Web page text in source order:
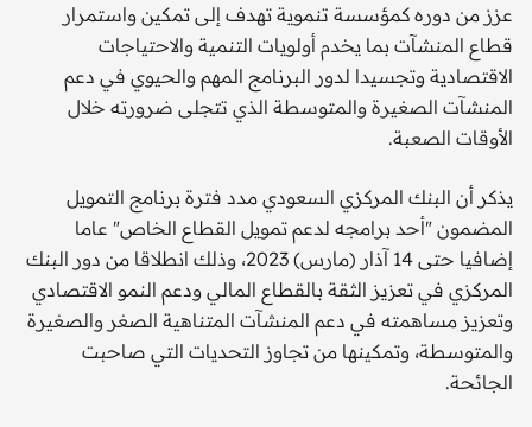
عزز من دوره كمؤسسة تنموية تهدف إلى تمكين واستمرار
قطاع المنشآت بما يخدم أولويات التنمية والاحتياجات
الاقتصادية وتجسيدا لدور البرنامج المهم والحيوي في دعم
المنشآت الصغيرة والمتوسطة الذي تتجلى ضرورته خلال
الأوقات الصعبة.
يذكر أن البنك المركزي السعودي مدد فترة برنامج التمويل
المضمون "أحد برامجه لدعم تمويل القطاع الخاص" عاما
إضافيا حتى 14 آذار (مارس) 2023، وذلك انطلاقا من دور البنك
المركزي في تعزيز الثقة بالقطاع المالي ودعم النمو الاقتصادي
وتعزيز مساهمته في دعم المنشآت المتناهية الصغر والصغيرة
والمتوسطة، وتمكينها من تجاوز التحديات التي صاحبت
الجائحة.